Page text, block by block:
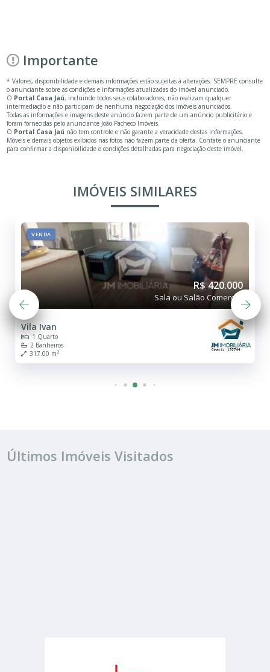
Importante
* Valores, disponibilidade e demais informações estão sujeitas à alterações. SEMPRE consulte
o anunciante sobre as condições e informações atualizadas do imóvel anunciado.
O Portal Casa Jaú, incluindo todos seus colaboradores, não realizam qualquer
intermediação e não participam de nenhuma negociação dos imóveis anunciados.
Todas as informações e imagens deste anúncio fazem parte de um anúncio publicitário e
foram fornecidas pelo anunciante João Pacheco Imóveis.
O Portal Casa Jaú não tem controle e não garante a veracidade destas informações.
Móveis e demais objetos exibidos nas fotos não fazem parte da oferta. Contate o anunciante
para confirmar a disponibilidade e condições detalhadas para negociação deste imóvel.
IMÓVEIS SIMILARES
VENDA
R$ 420.000
Sala ou Salão Comercial
Vila Ivan
1 Quarto
2 Banheiros
317.00 m²
Últimos Imóveis Visitados